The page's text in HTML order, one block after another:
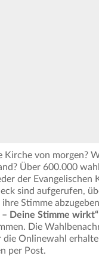
Kirche von morgen?
Über 600.000
der Evangelischen
sind aufgerufen,
Stimme
– Deine Stimme wirkt“
Die
die Onlinewahl
per Post.